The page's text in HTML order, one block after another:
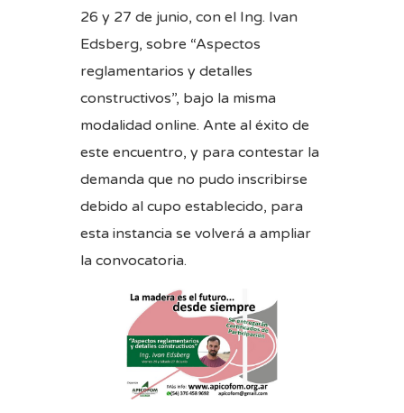
26 y 27 de junio, con el Ing. Ivan
Edsberg, sobre “Aspectos
reglamentarios y detalles
constructivos”, bajo la misma
modalidad online. Ante al éxito de
este encuentro, y para contestar la
demanda que no pudo inscribirse
debido al cupo establecido, para
esta instancia se volverá a ampliar
la convocatoria.